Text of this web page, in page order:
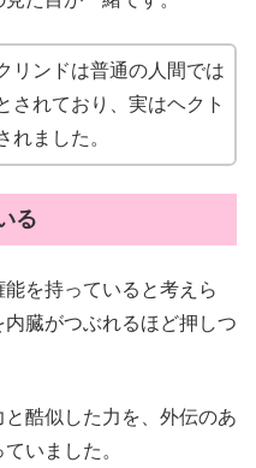
リンドは普通の人間では
されており、実はヘクト
れました。
る
を持っていると考えら
臓がつぶれるほど押しつ
酷似した力を、外伝のあ
いました。